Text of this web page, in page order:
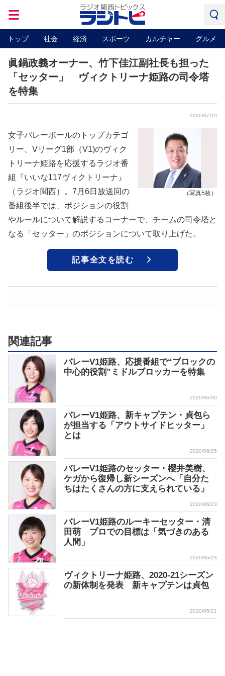
トップ 社会 経済 スポーツ カルチャー グルメ
眞鍋政義オーナー、竹下佳江副社長も担った
「セッター」 ヴィクトリーナ姫路の司令塔
を特集
2020/07/10
（写真5枚）
女子バレーボールのトップカテゴ
リー、Vリーグ1部（V1)のヴィク
トリーナ姫路を応援するラジオ番
組『いいな117ヴィクトリーナ』
（ラジオ関西）。7月6日放送回の
番組後半では、ポジションの役割
やルールについて解説するコーナーで、チームの司令塔と
なる「セッター」のポジションについて取り上げた。
記事全文を読む
関連記事
バレーV1姫路、応援番組で“ブロックの
中心的役割”ミドルブロッカーを特集
2020/06/30
バレーV1姫路、新キャプテン・貞包ら
が担当する「アウトサイドヒッター」
とは
2020/06/25
バレーV1姫路のセッター・櫻井美樹、
ケガから復帰し新シーズンへ「自分た
ちはたくさんの方に支えられている」
2020/06/23
バレーV1姫路のルーキーセッター・清
田萌 プロでの目標は「気づきのある
人間」
2020/06/23
ヴィクトリーナ姫路、2020-21シーズン
の新体制を発表 新キャプテンは貞包
2020/05/21